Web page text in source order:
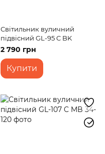
Світильник вуличний
підвісний GL-95 C BK
2 790 грн
Купити